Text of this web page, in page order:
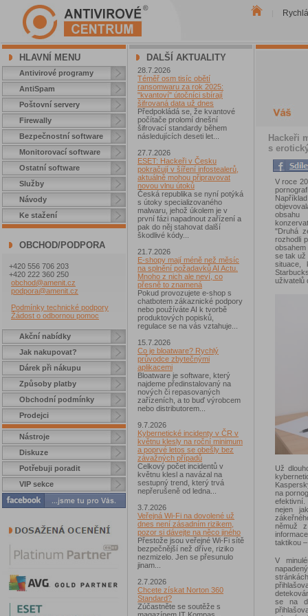
HLAVNÍ MENU
Antivirové programy
AntiSpam
Poštovní servery
Firewally
Bezpečnostní software
Monitorovací software
Ostatní software
Služby
Návody
Ke stažení
OBCHOD/PODPORA
+420 556 706 203
+420 222 360 250
obchod@amenit.cz
podpora@amenit.cz
Podmínky technické podpory
Žádost o odbornou pomoc
Akční nabídky
Jak nakupovat?
Dárek při nákupu
Způsoby platby
Obchodní podmínky
Prodejci
Nástroje
Diskuze
Potřebuji poradit
VIP sekce
DALŠÍ AKTUALITY
28.7.2026
Téměř osm tisíc obětí
ransomwaru za rok 2025:
"kvantoví" útočníci sbírají
šifrovaná data už dnes
Předpokládá se, že kvantové
počítače prolomí dnešní
šifrovací standardy během
následujících deseti let...
27.7.2026
ESET: Hackeři v Česku
pokračují v šíření infostealerů,
aktuálně mohou připravovat
novou vlnu útoků
Česká republika se nyní potýká
s útoky specializovaného
malwaru, jehož úkolem je v
první fázi napadnout zařízení a
pak do něj stahovat další
škodlivé kódy...
21.7.2026
E-shopy mají méně než měsíc
na splnění požadavků AI Actu.
Mnoho z nich ale neví, co
přesně to znamená
Pokud provozujete e-shop s
chatbotem zákaznické podpory
nebo používáte AI k tvorbě
produktových popisků,
regulace se na vás vztahuje...
15.7.2026
Co je bloatware? Rychlý
průvodce zbytečnými
aplikacemi
Bloatware je software, který
najdeme předinstalovaný na
nových či repasovaných
zařízeních, a to buď výrobcem
nebo distributorem...
9.7.2026
Kybernetické incidenty v ČR v
květnu klesly na roční minimum
a poprvé letos se obešly bez
závažných případů
Celkový počet incidentů v
květnu klesl a navázal na
sestupný trend, který trvá
nepřerušeně od ledna...
3.7.2026
Veřejná Wi-Fi na dovolené už
dnes není zásadním rizikem,
pozor si dávejte na něco jiného
Přestože jsou veřejné Wi-Fi sítě
bezpečnější než dříve, riziko
nezmizelo. Jen se přesunulo
jinam...
2.7.2026
Chcete získat Norton 360
Standard?
Zúčastněte se soutěže s
Hackeři
s
V roce
obsahu
"Druhá
rozhodli
se tak už
situace,
uživatelů
Už
na
nejen
němuž
taktikou
V
se na